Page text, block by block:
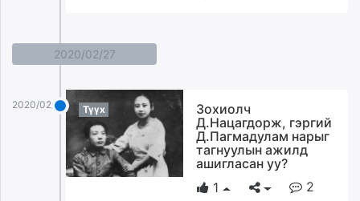
2020/02/27
2020/02/27 Түүх
Зохиолч
Д.Нацагдорж, гэргий
Д.Пагмадулам нарыг
тагнуулын ажилд
ашигласан уу?
1
2